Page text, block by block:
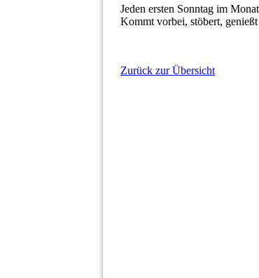
Jeden ersten Sonntag im
Kommt vorbei, stöbert,
Zurück zur Übersicht